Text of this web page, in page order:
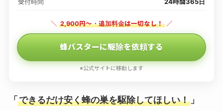
受付時間 24時間365日
＼ 2,900円〜・追加料金は一切なし！ ／
蜂バスターに駆除を依頼する
※公式サイトに移動します
「 できるだけ安く蜂の巣を駆除してほしい！」